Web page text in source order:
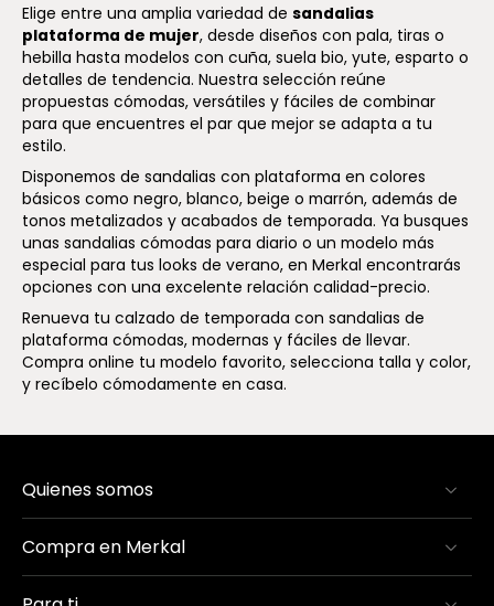
Elige entre una amplia variedad de sandalias
plataforma de mujer, desde diseños con pala, tiras o
hebilla hasta modelos con cuña, suela bio, yute, esparto o
detalles de tendencia. Nuestra selección reúne
propuestas cómodas, versátiles y fáciles de combinar
para que encuentres el par que mejor se adapta a tu
estilo.
Disponemos de sandalias con plataforma en colores
básicos como negro, blanco, beige o marrón, además de
tonos metalizados y acabados de temporada. Ya busques
unas sandalias cómodas para diario o un modelo más
especial para tus looks de verano, en Merkal encontrarás
opciones con una excelente relación calidad-precio.
Renueva tu calzado de temporada con sandalias de
plataforma cómodas, modernas y fáciles de llevar.
Compra online tu modelo favorito, selecciona talla y color,
y recíbelo cómodamente en casa.
Quienes somos
Compra en Merkal